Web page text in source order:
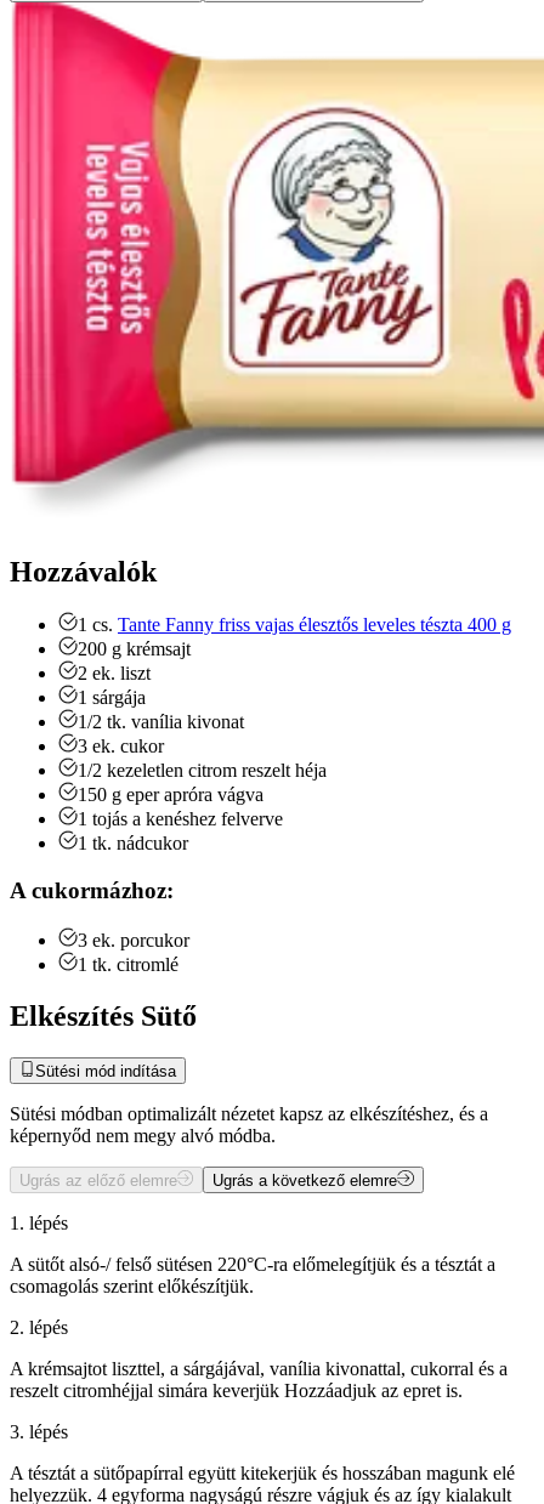
Hozzávalók
1 cs. Tante Fanny friss vajas élesztős leveles tészta 400 g
200 g krémsajt
2 ek. liszt
1 sárgája
1/2 tk. vanília kivonat
3 ek. cukor
1/2 kezeletlen citrom reszelt héja
150 g eper apróra vágva
1 tojás a kenéshez felverve
1 tk. nádcukor
A cukormázhoz:
3 ek. porcukor
1 tk. citromlé
Elkészítés Sütő
Sütési mód indítása
Sütési módban optimalizált nézetet kapsz az elkészítéshez, és a
képernyőd nem megy alvó módba.
Ugrás az előző elemre Ugrás a következő elemre
1. lépés
A sütőt alsó-/ felső sütésen 220°C-ra előmelegítjük és a tésztát a
csomagolás szerint előkészítjük.
2. lépés
A krémsajtot liszttel, a sárgájával, vanília kivonattal, cukorral és a
reszelt citromhéjjal simára keverjük Hozzáadjuk az epret is.
3. lépés
A tésztát a sütőpapírral együtt kitekerjük és hosszában magunk elé
helyezzük. 4 egyforma nagyságú részre vágjuk és az így kialakult